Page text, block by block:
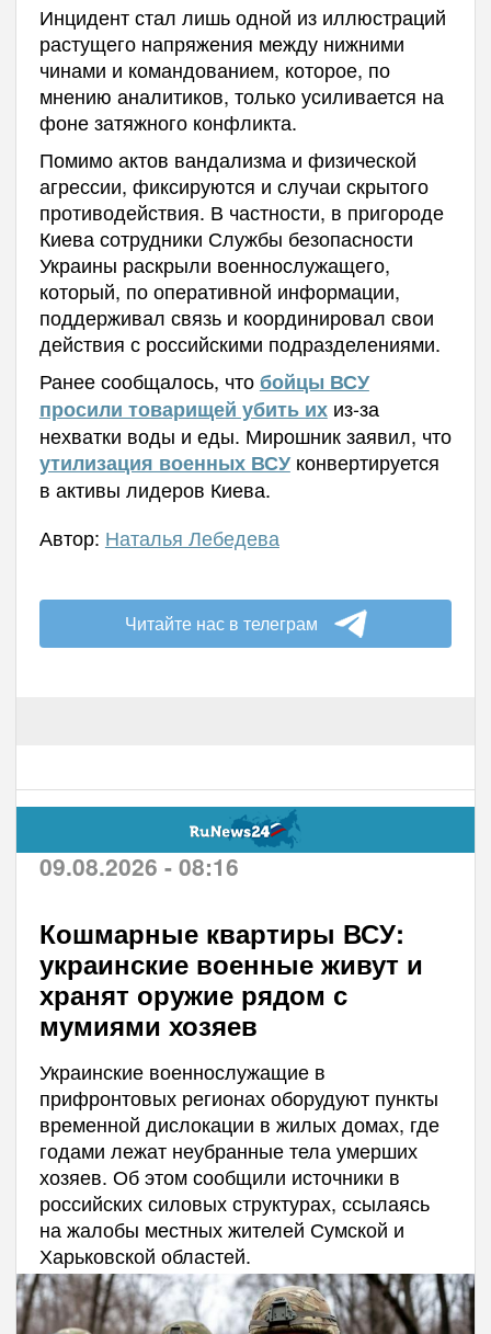
Инцидент стал лишь одной из иллюстраций
растущего напряжения между нижними
чинами и командованием, которое, по
мнению аналитиков, только усиливается на
фоне затяжного конфликта.
Помимо актов вандализма и физической
агрессии, фиксируются и случаи скрытого
противодействия. В частности, в пригороде
Киева сотрудники Службы безопасности
Украины раскрыли военнослужащего,
который, по оперативной информации,
поддерживал связь и координировал свои
действия с российскими подразделениями.
Ранее сообщалось, чтобойцы ВСУ
просили товарищей убить ихиз-за
нехватки воды и еды. Мирошник заявил, что
утилизация военных ВСУконвертируется
в активы лидеров Киева.
Автор: Наталья Лебедева
Читайте нас в телеграм
09.08.2026 - 08:16
Кошмарные квартиры ВСУ:
украинские военные живут и
хранят оружие рядом с
мумиями хозяев
Украинские военнослужащие в
прифронтовых регионах оборудуют пункты
временной дислокации в жилых домах, где
годами лежат неубранные тела умерших
хозяев. Об этом сообщили источники в
российских силовых структурах, ссылаясь
на жалобы местных жителей Сумской и
Харьковской областей.